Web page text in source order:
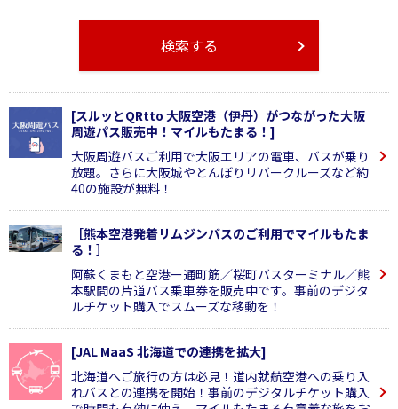
検索する
[スルッとQRtto 大阪空港（伊丹）がつながった大阪
周遊パス販売中！マイルもたまる！]
大阪周遊バスご利用で大阪エリアの電車、バスが乗り
放題。さらに大阪城やとんぼりリバークルーズなど約
40の施設が無料！
［熊本空港発着リムジンバスのご利用でマイルもたま
る！］
阿蘇くまもと空港ー通町筋／桜町バスターミナル／熊
本駅間の片道バス乗車券を販売中です。事前のデジタ
ルチケット購入でスムーズな移動を！
[JAL MaaS 北海道での連携を拡大]
北海道へご旅行の方は必見！道内就航空港への乗り入
れバスとの連携を開始！事前のデジタルチケット購入